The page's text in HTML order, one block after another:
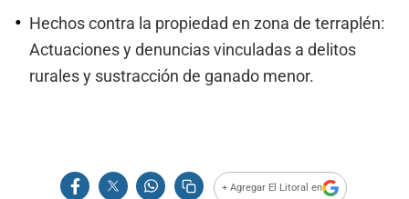
Hechos contra la propiedad en zona de terraplén:
Actuaciones y denuncias vinculadas a delitos
rurales y sustracción de ganado menor.
+ Agregar El Litoral en